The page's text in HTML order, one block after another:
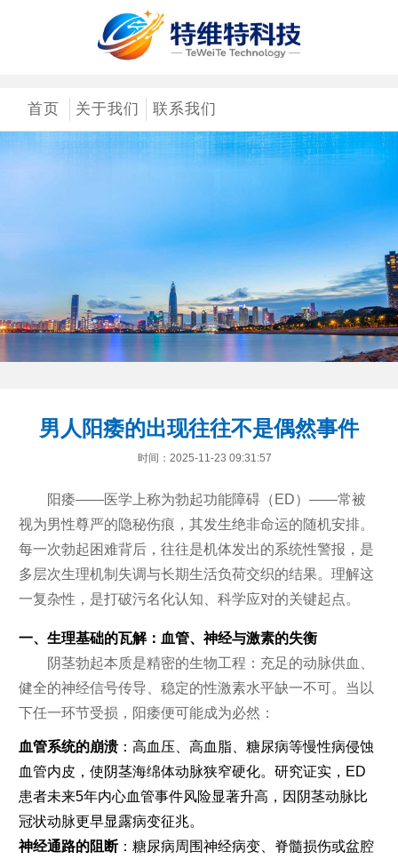
首页 关于我们 联系我们
男人阳痿的出现往往不是偶然事件
时间：2025-11-23 09:31:57
阳痿——医学上称为勃起功能障碍（ED）——常被
视为男性尊严的隐秘伤痕，其发生绝非命运的随机安排。
每一次勃起困难背后，往往是机体发出的系统性警报，是
多层次生理机制失调与长期生活负荷交织的结果。理解这
一复杂性，是打破污名化认知、科学应对的关键起点。
一、生理基础的瓦解：血管、神经与激素的失衡
阴茎勃起本质是精密的生物工程：充足的动脉供血、
健全的神经信号传导、稳定的性激素水平缺一不可。当以
下任一环节受损，阳痿便可能成为必然：
血管系统的崩溃：高血压、高血脂、糖尿病等慢性病侵蚀
血管内皮，使阴茎海绵体动脉狭窄硬化。研究证实，ED
患者未来5年内心血管事件风险显著升高，因阴茎动脉比
冠状动脉更早显露病变征兆。
神经通路的阻断：糖尿病周围神经病变、脊髓损伤或盆腔